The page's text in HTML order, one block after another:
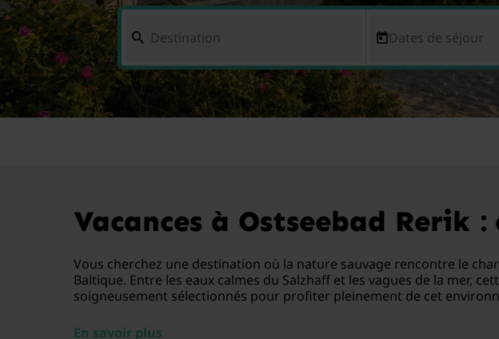
Dates de séjour
Vacances à Ostseebad Rerik
Vous cherchez une destination où la nature sauvage rencontre le
Baltique. Entre les eaux calmes du Salzhaff et les vagues de la mer,
soigneusement sélectionnés pour profiter pleinement de cet
En savoir plus